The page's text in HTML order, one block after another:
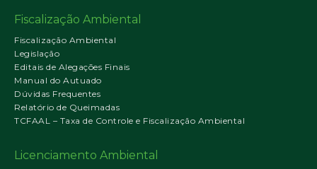
Fiscalização Ambiental
Fiscalização Ambiental
Legislação
Editais de Alegações Finais
Manual do Autuado
Dúvidas Frequentes
Relatório de Queimadas
TCFAAL – Taxa de Controle e Fiscalização Ambiental
Licenciamento Ambiental